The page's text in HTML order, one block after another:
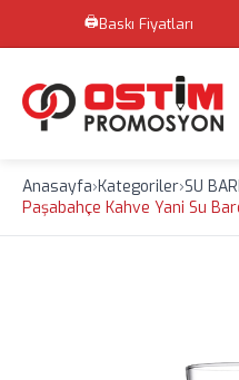
🖨️Baskı Fiyatları
Anasayfa›Kategoriler›SU
Paşabahçe Kahve Yani Su